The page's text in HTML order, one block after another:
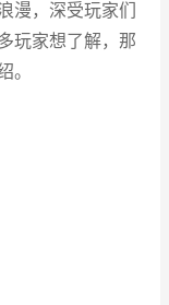
漫，深受玩家们
玩家想了解，那
。